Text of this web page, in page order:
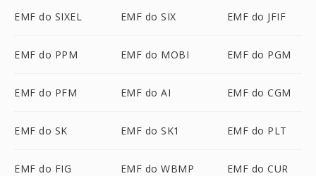
EMF do SIXEL EMF do SIX EMF do JFIF
EMF do PPM EMF do MOBI EMF do PGM
EMF do PFM EMF do AI EMF do CGM
EMF do SK EMF do SK1 EMF do PLT
EMF do FIG EMF do WBMP EMF do CUR